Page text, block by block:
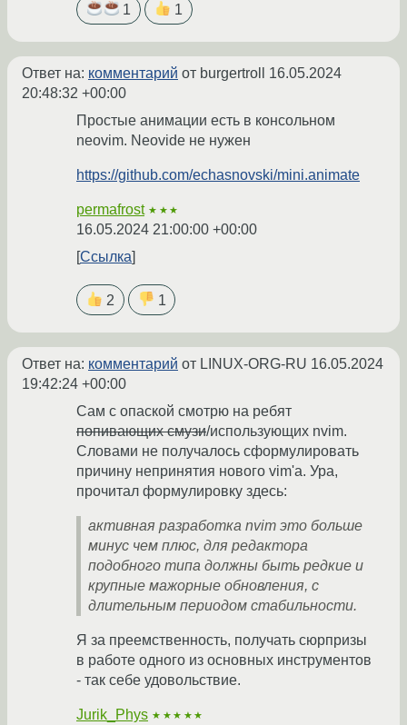
1 1
Ответ на: комментарий от burgertroll 16.05.2024
20:48:32 +00:00
Простые анимации есть в консольном
neovim. Neovide не нужен
https://github.com/echasnovski/mini.animate
permafrost ★★★
16.05.2024 21:00:00 +00:00
Ссылка
2 1
Ответ на: комментарий от LINUX-ORG-RU 16.05.2024
19:42:24 +00:00
Сам с опаской смотрю на ребят
попивающих смузи/использующих nvim.
Словами не получалось сформулировать
причину непринятия нового vim'а. Ура,
прочитал формулировку здесь:
активная разработка nvim это больше
минус чем плюс, для редактора
подобного типа должны быть редкие и
крупные мажорные обновления, с
длительным периодом стабильности.
Я за преемственность, получать сюрпризы
в работе одного из основных инструментов
- так себе удовольствие.
Jurik_Phys ★★★★★